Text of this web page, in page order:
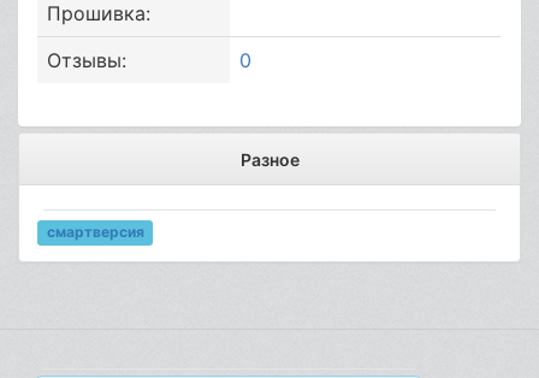
Прошивка:
Отзывы:
0
Разное
смартверсия